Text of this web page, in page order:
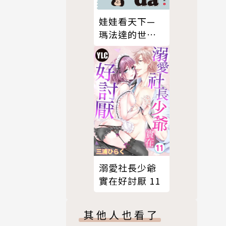
娃娃看天下—
瑪法達的世界
（1）【瑪法達
降落地球60週
年紀念版】
溺愛社長少爺
實在好討厭 11
其他人也看了